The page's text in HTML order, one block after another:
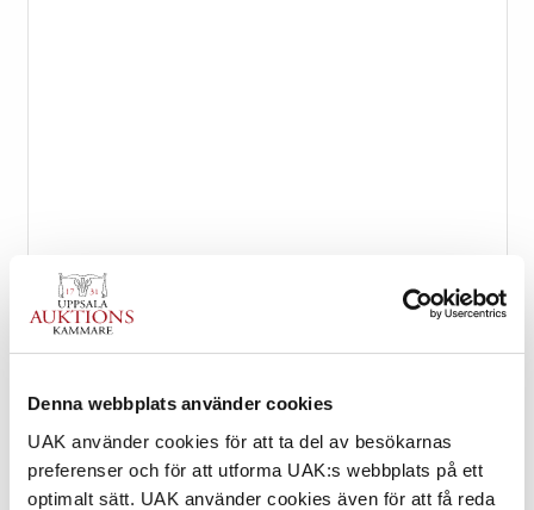
Denna webbplats använder cookies
UAK använder cookies för att ta del av besökarnas
preferenser och för att utforma UAK:s webbplats på ett
optimalt sätt. UAK använder cookies även för att få reda